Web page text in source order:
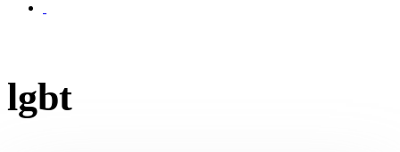
lgbt